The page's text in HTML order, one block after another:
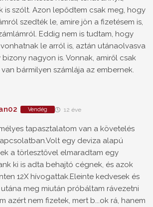
is szólt. Azon lepődtem csak meg, hogy
szedték le, amire jön a fizetésem is,
Eddig nem is tudtam, hogy
le arról is, aztán utánaolvasva
nagyon is. Vonnak, amiről csak
bármilyen számlája az embernek.
Vendég 12 éve
tapasztalatom van a követelés
egy deviza alapú
a törlesztővel elmaradtam egy
ki is adta behajtó cégnek, és azok
12X hívogattak.Eleinte kedvesek és
meg miután próbáltam rávezetni
azért nem fizetek, mert b...ok rá, hanem